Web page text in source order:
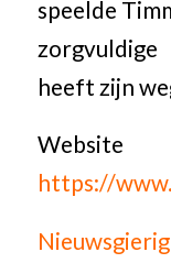
speelde
heeft zijn
https://